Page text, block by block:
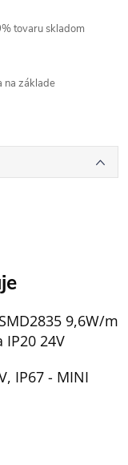
tovaru skladom
na základe
9,6W/m
24V
IP67 - MINI